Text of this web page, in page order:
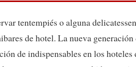
tentempiés o alguna
de hotel. La nueva generación
de indispensables en los